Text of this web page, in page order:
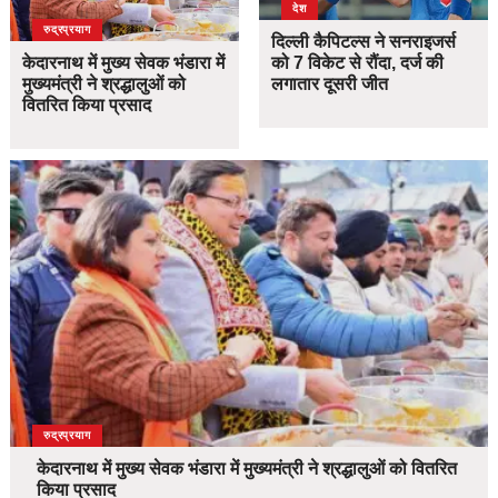
उत्तराखंड
देश
रुद्रप्रयाग
केदारनाथ में मुख्य सेवक भंडारा में
मुख्यमंत्री ने श्रद्धालुओं को
वितरित किया प्रसाद
देश
दिल्ली कैपिटल्स ने सनराइजर्स
को 7 विकेट से रौंदा, दर्ज की
लगातार दूसरी जीत
उत्तराखंड
देश
रुद्रप्रयाग
केदारनाथ में मुख्य सेवक भंडारा में मुख्यमंत्री ने श्रद्धालुओं को वितरित
किया प्रसाद